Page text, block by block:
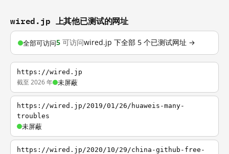
wired.jp 上其他已测试的网址
全部可访问5 可访问wired.jp 下全部 5 个已测试网址 →
https://wired.jp
截至 2026 年 未屏蔽
https://wired.jp/2019/01/26/huaweis-many-
troubles
未屏蔽
https://wired.jp/2020/10/29/china-github-free-